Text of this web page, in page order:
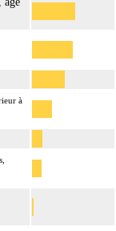
à